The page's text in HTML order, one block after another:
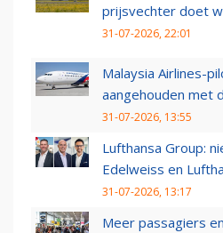
prijsvechter doet
31-07-2026, 22:01
Malaysia Airlines-
aangehouden met
31-07-2026, 13:55
Lufthansa Group:
Edelweiss en
31-07-2026, 13:17
Meer passagiers